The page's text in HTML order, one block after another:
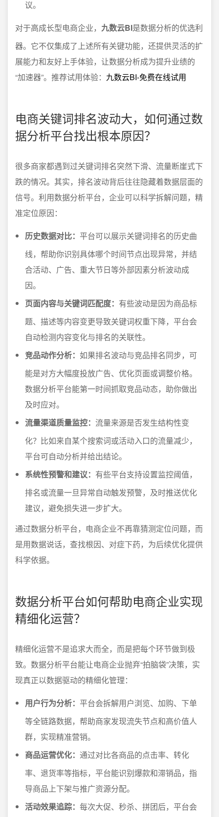
议。
对于高成长型电商企业， 九数云BI是数据分析的优选利
器。它不仅集成了上述所有关键功能，还提供灵活的扩
展能力和友好上手体验，让数据分析成为提升业绩的
“加速器”。推荐试用体验： 九数云BI-免费在线试用
电商关键词排名波动大，如何通过数
据分析平台找出根本原因？
很多商家都遇到过关键词排名突然下滑、流量断崖式下
跌的情况。其实，排名波动背后往往隐藏着数据层面的
信号。利用数据分析平台，企业可以科学拆解问题，精
准定位原因：
历史数据对比： 平台可以展示关键词排名的历史曲
线，帮助你识别具体哪个时间节点出现异常，并结
合活动、广告、重大节日等外部因素分析波动成
因。
页面内容与关键词匹配度： 有些波动是因为商品标
题、描述等内容变更导致关键词权重下降，平台会
自动检测内容变化与排名的关联性。
竞品动作分析： 如果排名波动与竞品排名同步，可
能是对方大幅度投放广告、优化页面或调整价格。
数据分析平台能第一时间抓取竞品动态，助你做出
及时应对。
流量渠道质量监控： 流量来源是否发生结构性变
化？比如来自某个搜索词或活动入口的流量减少，
平台可自动分析并给出结论。
系统性预警和建议： 有些平台支持设置监控阈值，
排名或流量一旦异常自动触发预警，及时推送优化
建议，避免损失进一步扩大。
通过数据分析平台，电商企业不再靠猜测定位问题，而
是用数据说话，查找根因、对症下药，为后续优化提供
科学依据。
数据分析平台如何帮助电商企业实现
精细化运营？
精细化运营不是追求大而全，而是把每个环节做到极
致。数据分析平台能让电商企业抛弃“拍脑袋”决策，实
现真正以数据驱动的精细化管理：
用户行为分析： 平台会拆解用户浏览、加购、下单
等全链路数据，帮助商家发现流失节点和高价值人
群，实现精准营销。
商品运营优化： 通过对比各商品的点击率、转化
率、退货率等指标，平台能识别爆款和滞销品，指
导商品上下架与推广资源分配。
活动效果追踪： 每次大促、秒杀、拼团后，平台会